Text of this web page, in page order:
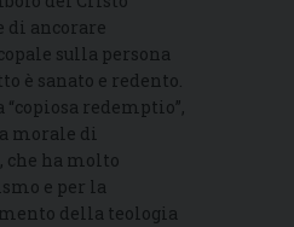
di ancorare
sulla persona
è sanato e redento.
redemptio”,
morale di
che ha molto
e per la
della teologia